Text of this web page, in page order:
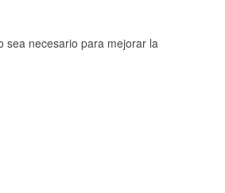
sea necesario para mejorar la